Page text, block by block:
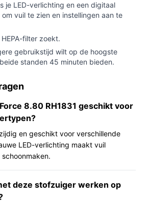
controleer de opgegeven
specificaties staat 150 Airwatts,
100 Airwatt vermeldt —
of fabrikant welke waarde
0,44 liter heeft; je zult het
legen bij meerdere
De zuigmond heeft LED-
om vuil in donkere hoeken of
De accu is oplaadbaar en de
is 45 minuten; de oplaadtijd
is 78 dB volgens de
je LED-verlichting en een digitaal
vuil te zien en instellingen aan te
filter zoekt.
gebruikstijd wilt op de hoogste
standen 45 minuten bieden.
8.80 RH1831 geschikt voor
en geschikt voor verschillende
LED-verlichting maakt vuil
deze stofzuiger werken op